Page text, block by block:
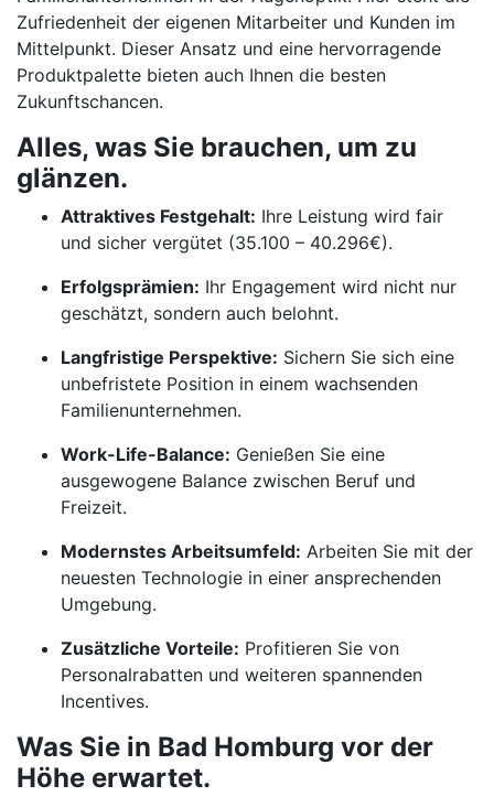
Zufriedenheit der eigenen Mitarbeiter und Kunden im
Mittelpunkt. Dieser Ansatz und eine hervorragende
Produktpalette bieten auch Ihnen die besten
Zukunftschancen.
Alles, was Sie brauchen, um zu
glänzen.
Attraktives Festgehalt: Ihre Leistung wird fair
und sicher vergütet (35.100 – 40.296€).
Erfolgsprämien: Ihr Engagement wird nicht nur
geschätzt, sondern auch belohnt.
Langfristige Perspektive: Sichern Sie sich eine
unbefristete Position in einem wachsenden
Familienunternehmen.
Work-Life-Balance: Genießen Sie eine
ausgewogene Balance zwischen Beruf und
Freizeit.
Modernstes Arbeitsumfeld: Arbeiten Sie mit der
neuesten Technologie in einer ansprechenden
Umgebung.
Zusätzliche Vorteile: Profitieren Sie von
Personalrabatten und weiteren spannenden
Incentives.
Was Sie in Bad Homburg vor der
Höhe erwartet.